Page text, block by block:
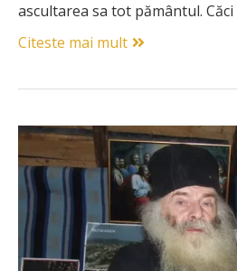
ascultarea sa tot pământul.
Citeste mai mult